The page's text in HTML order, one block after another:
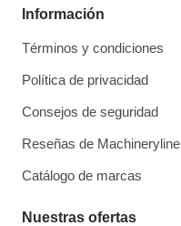
Información
Términos y condiciones
Política de privacidad
Consejos de seguridad
Reseñas de Machineryline
Catálogo de marcas
Nuestras ofertas